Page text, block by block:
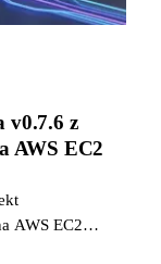
v0.7.6 z
AWS EC2
AWS EC2